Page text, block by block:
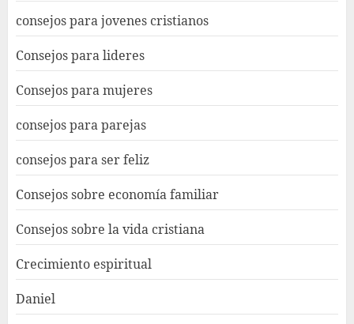
consejos para jovenes cristianos
Consejos para lideres
Consejos para mujeres
consejos para parejas
consejos para ser feliz
Consejos sobre economía familiar
Consejos sobre la vida cristiana
Crecimiento espiritual
Daniel